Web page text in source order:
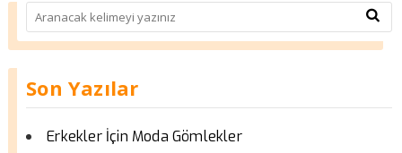
Son Yazılar
Erkekler İçin Moda Gömlekler